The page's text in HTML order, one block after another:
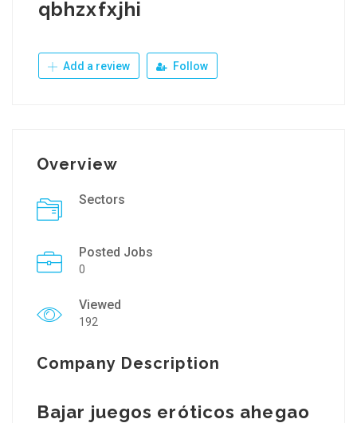
qbhzxfxjhi
Add a review Follow
Overview
Sectors
Posted Jobs
0
Viewed
192
Company Description
Bajar juegos eróticos ahegao